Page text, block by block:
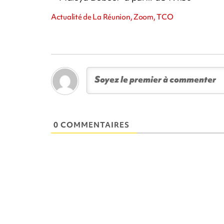
Actualité de La Réunion, Zoom, TCO
0 COMMENTAIRES